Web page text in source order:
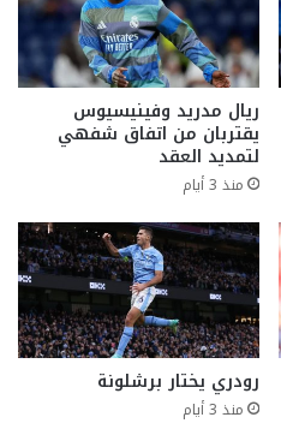
ريال مدريد وفينيسيوس
يقتربان من اتفاق شفهي
لتمديد العقد
منذ 3 أيام
رودري يختار برشلونة
منذ 3 أيام